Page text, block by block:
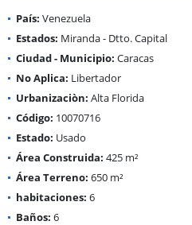
País: Venezuela
Estados: Miranda - Dtto. Capital
Ciudad - Municipio: Caracas
No Aplica: Libertador
Urbanizaciòn: Alta Florida
Código: 10070716
Estado: Usado
Área Construida: 425 m²
Área Terreno: 650 m²
habitaciones: 6
Baños: 6